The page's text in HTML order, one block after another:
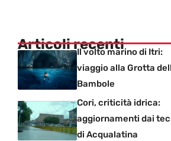
Articoli recenti
Il volto marino di Itri:
viaggio alla Grotta
Bambole
Cori, criticità idrica:
aggiornamenti dai
di Acqualatina